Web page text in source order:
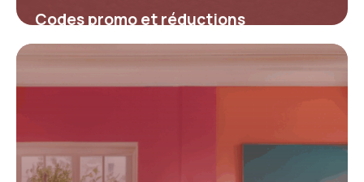
Codes promo et réductions
incontournables pour les forfaits
Orcières Merlette